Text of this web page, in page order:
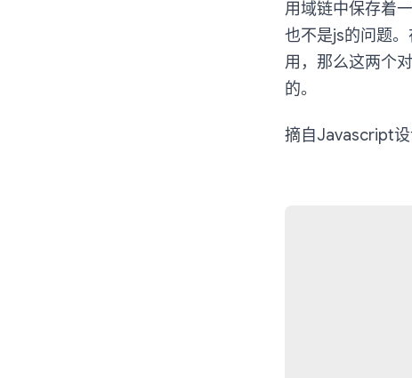
用域链中保存着
也不是js的问题
用，那么这两个
的。
摘自Javascript